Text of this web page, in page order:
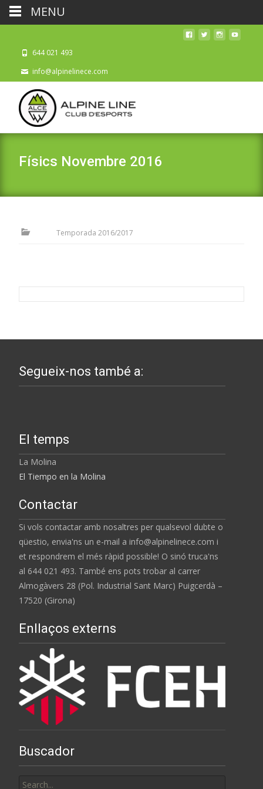
644 021 493
info@alpinelinece.com
Físics Novembre 2016
Temporada 2016/2017
Segueix-nos també a:
El temps
La Molina
El Tiempo en la Molina
Contactar
Si vols contactar amb nosaltres per qualsevol dubte o
qüestio, envia'ns un e-mail a info@alpinelinece.com i
et respondrem el més ràpid possible! O sinó truca'ns
al 644 021 493. També ens pots trobar al carrer
Almogàvers 28 (Pol. Industrial Sant Marc) Puigcerdà –
17520 (Girona)
Enllaços externs
Buscador
MENU